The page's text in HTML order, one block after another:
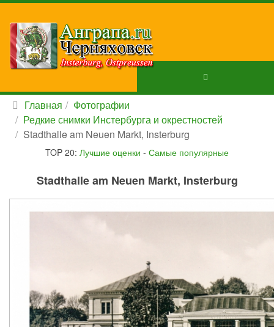
Главная
Фотографии
Редкие снимки Инстербурга и окрестностей
Stadthalle am Neuen Markt, Insterburg
TOP 20: Лучшие оценки - Самые популярные
Stadthalle am Neuen Markt, Insterburg